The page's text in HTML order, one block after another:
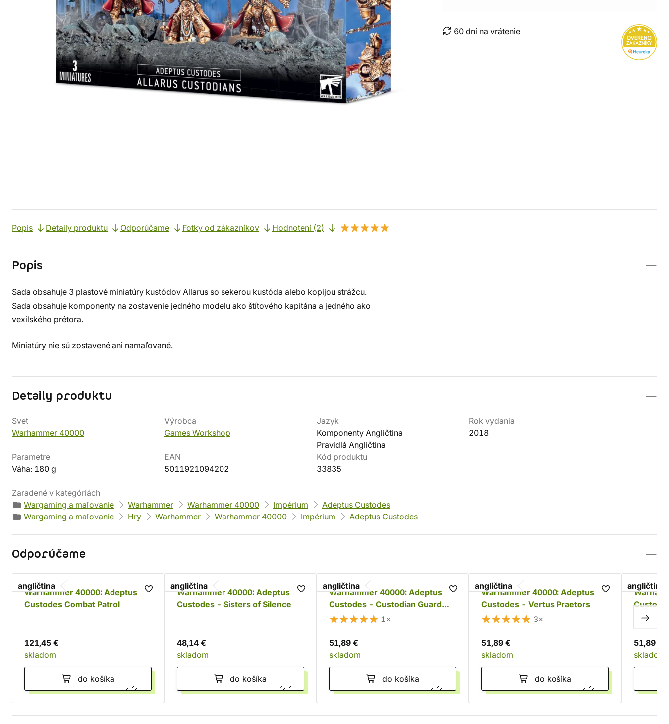
60 dní na vrátenie
Popis Detaily produktu Odporúčame Fotky od zákazníkov Hodnotení (2)
Popis
Sada obsahuje 3 plastové miniatúry kustódov Allarus so sekerou kustóda alebo kopijou strážcu.
Sada obsahuje komponenty na zostavenie jedného modelu ako štítového kapitána a jedného ako
vexilského prétora.
Miniatúry nie sú zostavené ani namaľované.
Detaily produktu
Svet
Warhammer 40000
Výrobca
Games Workshop
Jazyk
Komponenty Angličtina
Pravidlá Angličtina
Rok vydania
2018
Parametre
Váha: 180 g
EAN
5011921094202
Kód produktu
33835
Zaradené v kategóriách
Wargaming a maľovanie
Warhammer Warhammer 40000 Impérium
Adeptus Custodes
Wargaming a maľovanie
Hry Warhammer Warhammer 40000 Impérium Adeptus Custodes
Odporúčame
angličtina
Warhammer 40000: Adeptus
Custodes Combat Patrol
121,45 €
skladom
do košíka
angličtina
Warhammer 40000: Adeptus
Custodes - Sisters of Silence
48,14 €
skladom
do košíka
angličtina
Warhammer 40000: Adeptus
Custodes - Custodian Guard
Squad
1×
51,89 €
skladom
do košíka
angličtina
Warhammer 40000: Adeptus
Custodes - Vertus Praetors
3×
51,89 €
skladom
do košíka
angličtina
51,89 €
skladom